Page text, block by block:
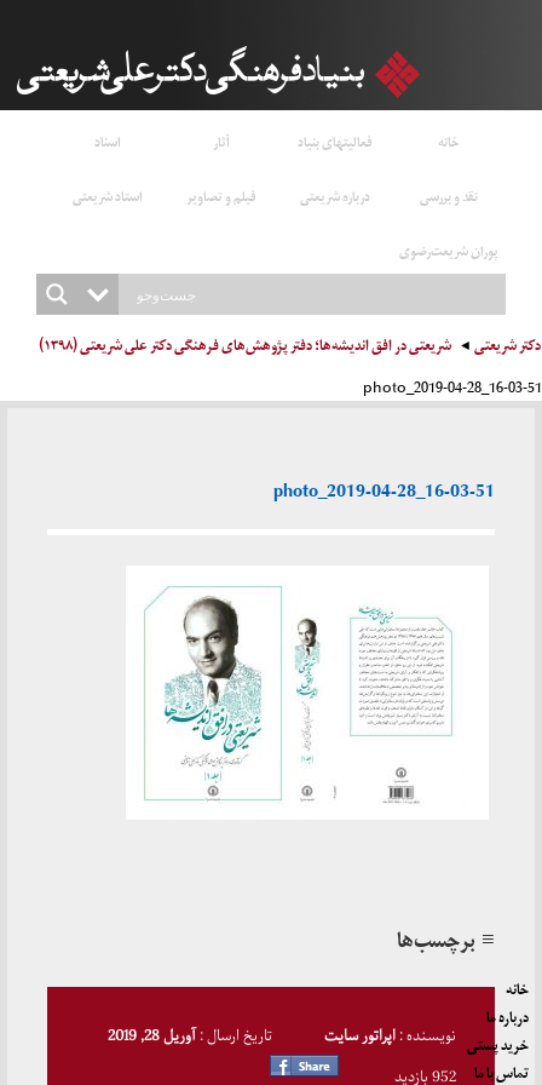
خانه فعالیتهای بنیاد آثار
اسناد
نقد و بررسی
درباره شریعتی فیلم و تصاویر
استاد شریعتی
پوران شریعت‌رضوی
دکتر شریعتی شریعتی در افق اندیشه‌ها؛ دفتر پژوهش‌های فرهنگی دکتر علی شریعتی (۱۳۹۸)
photo_2019-04-28_16-03-51
photo_2019-04-28_16-03-51
≡ برچسب‌ها
نویسنده :اپراتور سایت تاریخ ارسال :آوریل 28, 2019
952 بازدید
خانه
درباره ما
خرید پستی
تماس با ما